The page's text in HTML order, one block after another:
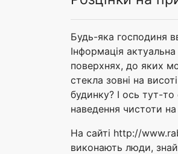
Будь-яка господиня
Інформація актуальна
поверхнях, до яких
стекла зовні на
будинку? І ось тут-
наведення чистоти
На сайті http://
виконають люди,